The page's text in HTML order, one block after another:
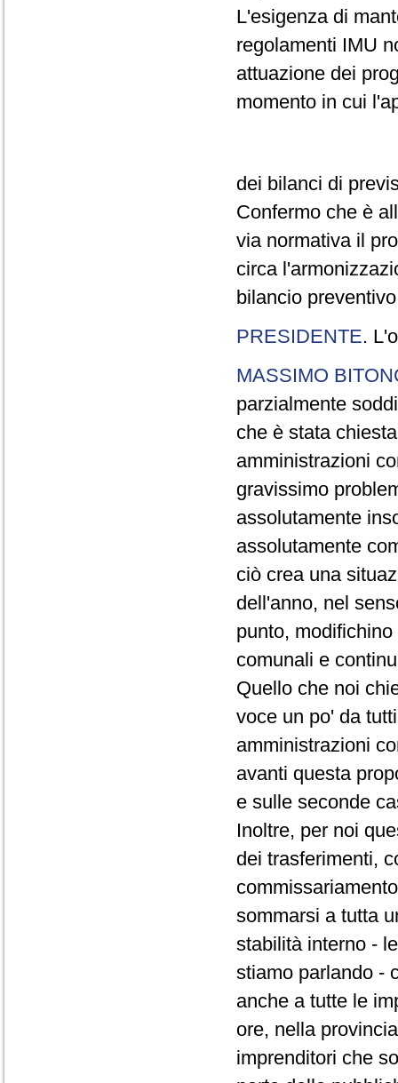
L'esigenza di
regolamenti IMU
attuazione dei
momento in cui
dei bilanci di
Confermo che è
via normativa il
circa
bilancio
PRESIDENTE.
MASSIMO
parzialmente
che è stata
amministrazioni
gravissimo
assolutamente
assolutamente
ciò crea una
dell'anno, nel
punto,
comunali e
Quello che noi
voce un po' da
amministrazioni
avanti questa
e sulle seconde
Inoltre, per noi
dei trasferimenti,
sommarsi a tutta
stabilità interno -
stiamo parlando -
anche a tutte le
ore, nella
imprenditori che